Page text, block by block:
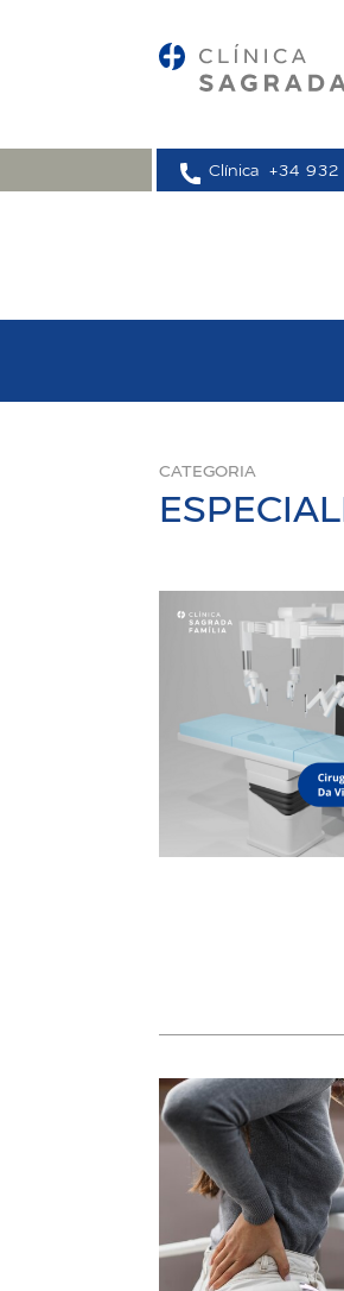
Clínica +34
CATEGORIA